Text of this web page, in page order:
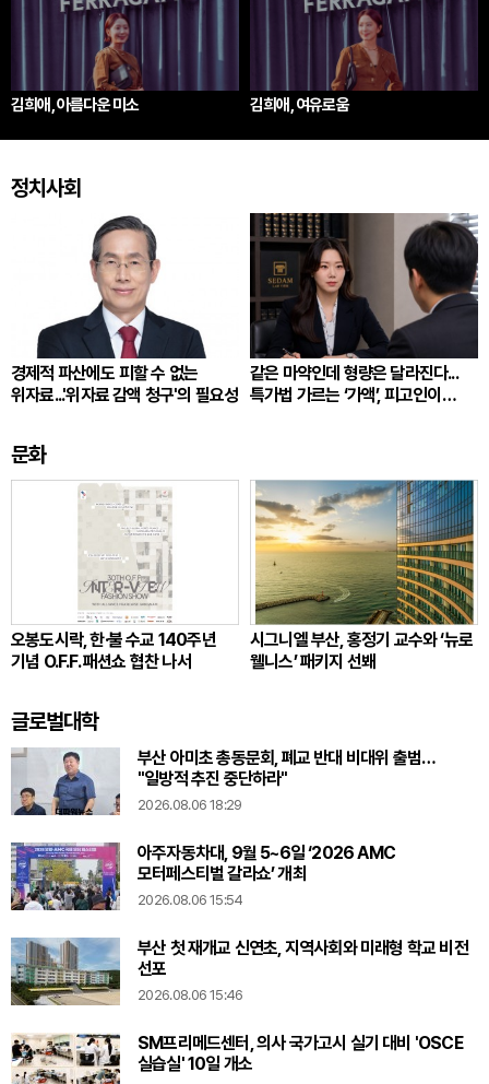
김희애, 아름다운 미소 김희애, 여유로움
정치사회
경제적 파산에도 피할 수 없는
위자료...'위자료 감액 청구'의 필요성
같은 마약인데 형량은 달라진다...
특가법 가르는 ‘가액’, 피고인이
문화
오봉도시락, 한·불 수교 140주년
기념 O.F.F. 패션쇼 협찬 나서
시그니엘 부산, 홍정기 교수와 ‘뉴로
웰니스’ 패키지 선봬
글로벌대학
부산 아미초 총동문회, 폐교 반대 비대위 출범…
"일방적 추진 중단하라"
2026.08.06 18:29
아주자동차대, 9월 5~6일 ‘2026 AMC
모터페스티벌 갈라쇼’ 개최
2026.08.06 15:54
부산 첫 재개교 신연초, 지역사회와 미래형 학교 비전
선포
2026.08.06 15:46
SM프리메드센터, 의사 국가고시 실기 대비 'OSCE
실습실' 10일 개소